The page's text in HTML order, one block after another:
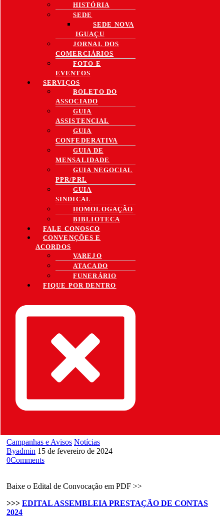
HISTÓRIA
SEDE
SEDE NOVA
IGUAÇU
JORNAL DOS
COMERCIÁRIOS
FOTO E
EVENTOS
SERVIÇOS
BOLETO DO
ASSOCIADO
GUIA
ASSISTENCIAL
GUIA
CONFEDERATIVA
GUIA DE
MENSALIDADE
GUIA NEGOCIAL
PPR/PRL
GUIA
SINDICAL
HOMOLOGAÇÃO
BIBLIOTECA
FALE CONOSCO
CONVENÇÕES E
ACORDOS
VAREJO
ATACADO
FUNERÁRIO
FIQUE POR DENTRO
Campanhas e Avisos Notícias
Byadmin 15 de fevereiro de 2024
0Comments
Baixe o Edital de Convocação em PDF >>
>>> EDITAL ASSEMBLEIA PRESTAÇÃO DE CONTAS
2024